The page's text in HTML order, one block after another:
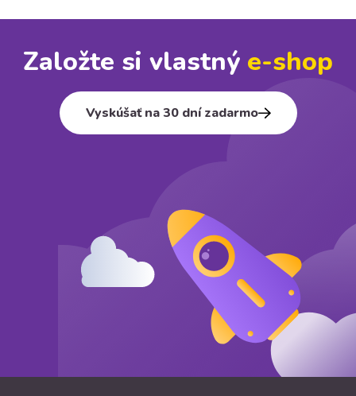
Založte si vlastný e⁠-⁠shop
Vyskúšať na 30 dní zadarmo